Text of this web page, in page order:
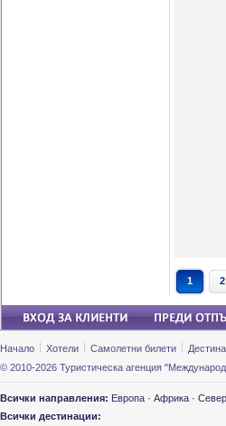
1 2
Начало Хотели Самолетни билети
© 2010-2026 Туристическа агенция
Всички направления: Европа · Африка ·
Всички дестинации: